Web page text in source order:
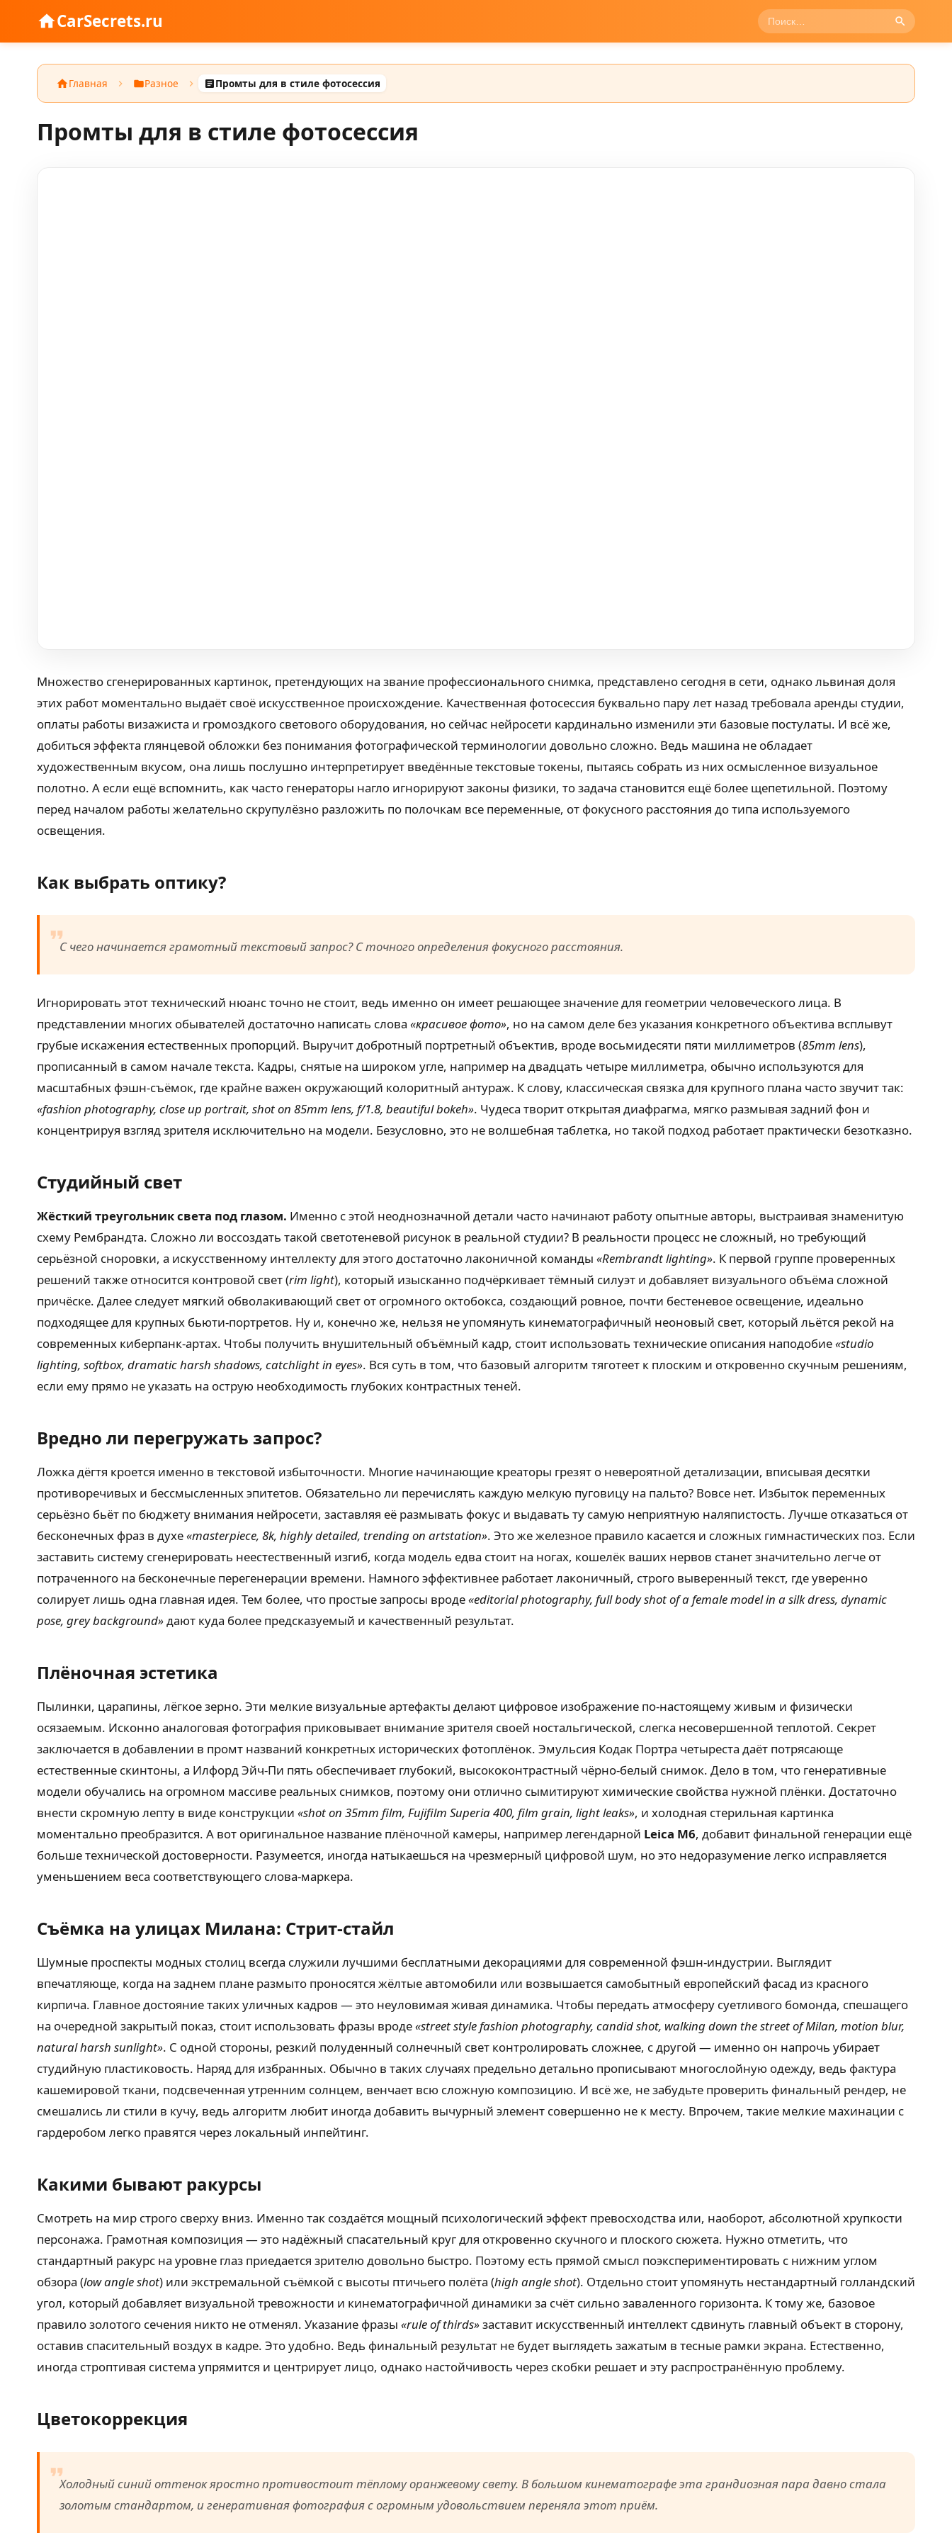
CarSecrets.ru
Главная Разное Промты для в стиле фотосессия
Промты для в стиле фотосессия
Множество сгенерированных картинок, претендующих на звание профессионального снимка, представлено сегодня в сети, однако львиная доля
этих работ моментально выдаёт своё искусственное происхождение. Качественная фотосессия буквально пару лет назад требовала аренды студии,
оплаты работы визажиста и громоздкого светового оборудования, но сейчас нейросети кардинально изменили эти базовые постулаты. И всё же,
добиться эффекта глянцевой обложки без понимания фотографической терминологии довольно сложно. Ведь машина не обладает
художественным вкусом, она лишь послушно интерпретирует введённые текстовые токены, пытаясь собрать из них осмысленное визуальное
полотно. А если ещё вспомнить, как часто генераторы нагло игнорируют законы физики, то задача становится ещё более щепетильной. Поэтому
перед началом работы желательно скрупулёзно разложить по полочкам все переменные, от фокусного расстояния до типа используемого
освещения.
Как выбрать оптику?
С чего начинается грамотный текстовый запрос? С точного определения фокусного расстояния.
Игнорировать этот технический нюанс точно не стоит, ведь именно он имеет решающее значение для геометрии человеческого лица. В
представлении многих обывателей достаточно написать слова «красивое фото», но на самом деле без указания конкретного объектива всплывут
грубые искажения естественных пропорций. Выручит добротный портретный объектив, вроде восьмидесяти пяти миллиметров (85mm lens),
прописанный в самом начале текста. Кадры, снятые на широком угле, например на двадцать четыре миллиметра, обычно используются для
масштабных фэшн-съёмок, где крайне важен окружающий колоритный антураж. К слову, классическая связка для крупного плана часто звучит так:
«fashion photography, close up portrait, shot on 85mm lens, f/1.8, beautiful bokeh». Чудеса творит открытая диафрагма, мягко размывая задний фон и
концентрируя взгляд зрителя исключительно на модели. Безусловно, это не волшебная таблетка, но такой подход работает практически безотказно.
Студийный свет
Жёсткий треугольник света под глазом. Именно с этой неоднозначной детали часто начинают работу опытные авторы, выстраивая знаменитую
схему Рембрандта. Сложно ли воссоздать такой светотеневой рисунок в реальной студии? В реальности процесс не сложный, но требующий
серьёзной сноровки, а искусственному интеллекту для этого достаточно лаконичной команды «Rembrandt lighting». К первой группе проверенных
решений также относится контровой свет (rim light), который изысканно подчёркивает тёмный силуэт и добавляет визуального объёма сложной
причёске. Далее следует мягкий обволакивающий свет от огромного октобокса, создающий ровное, почти бестеневое освещение, идеально
подходящее для крупных бьюти-портретов. Ну и, конечно же, нельзя не упомянуть кинематографичный неоновый свет, который льётся рекой на
современных киберпанк-артах. Чтобы получить внушительный объёмный кадр, стоит использовать технические описания наподобие«studio
lighting, softbox, dramatic harsh shadows, catchlight in eyes». Вся суть в том, что базовый алгоритм тяготеет к плоским и откровенно скучным решениям,
если ему прямо не указать на острую необходимость глубоких контрастных теней.
Вредно ли перегружать запрос?
Ложка дёгтя кроется именно в текстовой избыточности. Многие начинающие креаторы грезят о невероятной детализации, вписывая десятки
противоречивых и бессмысленных эпитетов. Обязательно ли перечислять каждую мелкую пуговицу на пальто? Вовсе нет. Избыток переменных
серьёзно бьёт по бюджету внимания нейросети, заставляя её размывать фокус и выдавать ту самую неприятную наляпистость. Лучше отказаться от
бесконечных фраз в духе«masterpiece, 8k, highly detailed, trending on artstation». Это же железное правило касается и сложных гимнастических поз. Если
заставить систему сгенерировать неестественный изгиб, когда модель едва стоит на ногах, кошелёк ваших нервов станет значительно легче от
потраченного на бесконечные перегенерации времени. Намного эффективнее работает лаконичный, строго выверенный текст, где уверенно
солирует лишь одна главная идея. Тем более, что простые запросы вроде«editorial photography, full body shot of a female model in a silk dress, dynamic
pose, grey background»дают куда более предсказуемый и качественный результат.
Плёночная эстетика
Пылинки, царапины, лёгкое зерно. Эти мелкие визуальные артефакты делают цифровое изображение по-настоящему живым и физически
осязаемым. Исконно аналоговая фотография приковывает внимание зрителя своей ностальгической, слегка несовершенной теплотой. Секрет
заключается в добавлении в промт названий конкретных исторических фотоплёнок. Эмульсия Кодак Портра четыреста даёт потрясающе
естественные скинтоны, а Илфорд Эйч-Пи пять обеспечивает глубокий, высококонтрастный чёрно-белый снимок. Дело в том, что генеративные
модели обучались на огромном массиве реальных снимков, поэтому они отлично сымитируют химические свойства нужной плёнки. Достаточно
внести скромную лепту в виде конструкции «shot on 35mm film, Fujifilm Superia 400, film grain, light leaks», и холодная стерильная картинка
моментально преобразится. А вот оригинальное название плёночной камеры, например легендарной Leica M6, добавит финальной генерации ещё
больше технической достоверности. Разумеется, иногда натыкаешься на чрезмерный цифровой шум, но это недоразумение легко исправляется
уменьшением веса соответствующего слова-маркера.
Съёмка на улицах Милана: Стрит-стайл
Шумные проспекты модных столиц всегда служили лучшими бесплатными декорациями для современной фэшн-индустрии. Выглядит
впечатляюще, когда на заднем плане размыто проносятся жёлтые автомобили или возвышается самобытный европейский фасад из красного
кирпича. Главное достояние таких уличных кадров — это неуловимая живая динамика. Чтобы передать атмосферу суетливого бомонда, спешащего
на очередной закрытый показ, стоит использовать фразы вроде«street style fashion photography, candid shot, walking down the street of Milan, motion blur,
natural harsh sunlight». С одной стороны, резкий полуденный солнечный свет контролировать сложнее, с другой — именно он напрочь убирает
студийную пластиковость. Наряд для избранных. Обычно в таких случаях предельно детально прописывают многослойную одежду, ведь фактура
кашемировой ткани, подсвеченная утренним солнцем, венчает всю сложную композицию. И всё же, не забудьте проверить финальный рендер, не
смешались ли стили в кучу, ведь алгоритм любит иногда добавить вычурный элемент совершенно не к месту. Впрочем, такие мелкие махинации с
гардеробом легко правятся через локальный инпейтинг.
Какими бывают ракурсы
Смотреть на мир строго сверху вниз. Именно так создаётся мощный психологический эффект превосходства или, наоборот, абсолютной хрупкости
персонажа. Грамотная композиция — это надёжный спасательный круг для откровенно скучного и плоского сюжета. Нужно отметить, что
стандартный ракурс на уровне глаз приедается зрителю довольно быстро. Поэтому есть прямой смысл поэкспериментировать с нижним углом
обзора (low angle shot) или экстремальной съёмкой с высоты птичьего полёта (high angle shot). Отдельно стоит упомянуть нестандартный голландский
угол, который добавляет визуальной тревожности и кинематографичной динамики за счёт сильно заваленного горизонта. К тому же, базовое
правило золотого сечения никто не отменял. Указание фразы «rule of thirds»заставит искусственный интеллект сдвинуть главный объект в сторону,
оставив спасительный воздух в кадре. Это удобно. Ведь финальный результат не будет выглядеть зажатым в тесные рамки экрана. Естественно,
иногда строптивая система упрямится и центрирует лицо, однако настойчивость через скобки решает и эту распространённую проблему.
Цветокоррекция
Холодный синий оттенок яростно противостоит тёплому оранжевому свету. В большом кинематографе эта грандиозная пара давно стала
золотым стандартом, и генеративная фотография с огромным удовольствием переняла этот приём.